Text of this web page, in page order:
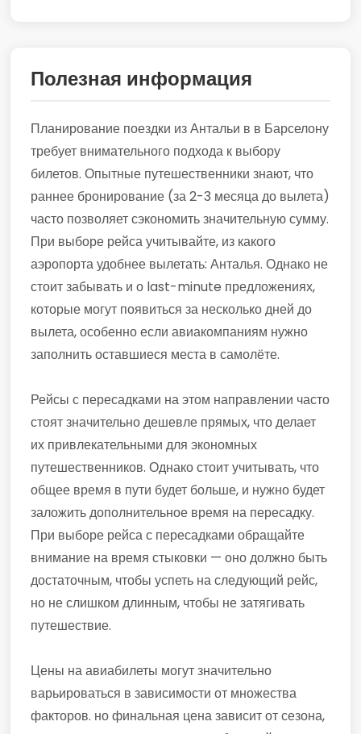
Полезная информация
Планирование поездки из Антальи в в Барселону
требует внимательного подхода к выбору
билетов. Опытные путешественники знают, что
раннее бронирование (за 2-3 месяца до вылета)
часто позволяет сэкономить значительную сумму.
При выборе рейса учитывайте, из какого
аэропорта удобнее вылетать: Анталья. Однако не
стоит забывать и о last-minute предложениях,
которые могут появиться за несколько дней до
вылета, особенно если авиакомпаниям нужно
заполнить оставшиеся места в самолёте.
Рейсы с пересадками на этом направлении часто
стоят значительно дешевле прямых, что делает
их привлекательными для экономных
путешественников. Однако стоит учитывать, что
общее время в пути будет больше, и нужно будет
заложить дополнительное время на пересадку.
При выборе рейса с пересадками обращайте
внимание на время стыковки — оно должно быть
достаточным, чтобы успеть на следующий рейс,
но не слишком длинным, чтобы не затягивать
путешествие.
Цены на авиабилеты могут значительно
варьироваться в зависимости от множества
факторов. но финальная цена зависит от сезона,